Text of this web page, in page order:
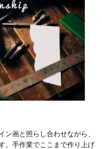
ン画と照らし合わせながら、
。手作業でここまで作り上げ